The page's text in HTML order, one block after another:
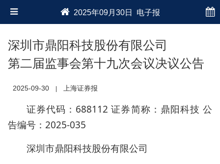
2025年09月30日 电子报
深圳市鼎阳科技股份有限公司
第二届监事会第十九次会议决议公告
2025-09-30 上海证券报
证券代码：688112 证券简称：鼎阳科技 公
告编号：2025-035
深圳市鼎阳科技股份有限公司